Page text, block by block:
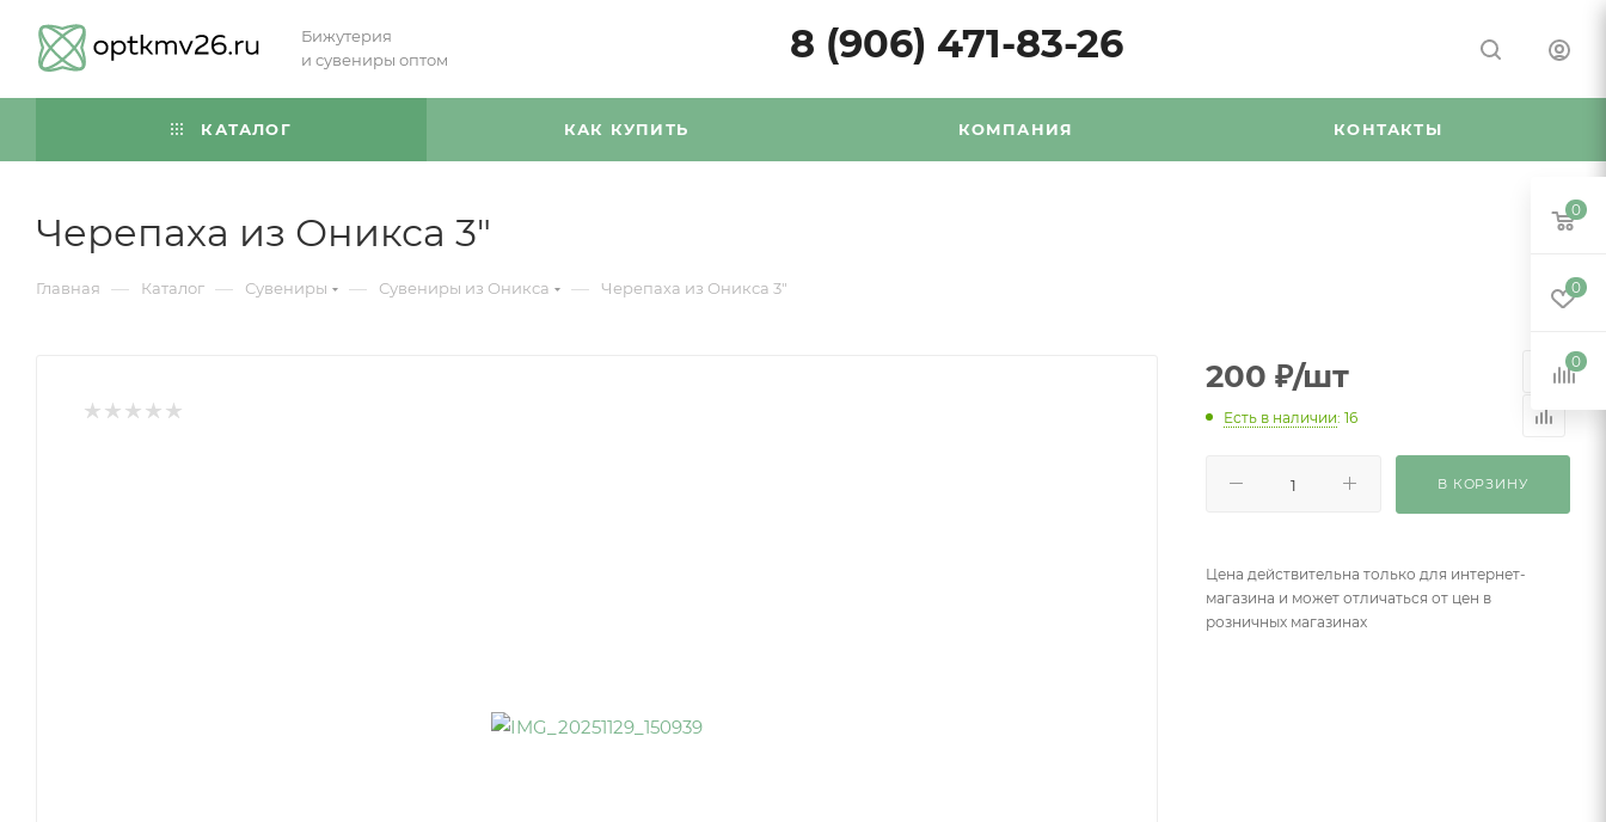
Бижутерия
и сувениры оптом
8 (906) 471-83-26
КАТАЛОГ КАК КУПИТЬ КОМПАНИЯ КОНТАКТЫ
Черепаха из Оникса 3"
Главная — Каталог — Сувениры — Сувениры из Оникса — Черепаха из Оникса 3"
200 ₽/шт
Есть в наличии: 16
В КОРЗИНУ
Цена действительна только для интернет-
магазина и может отличаться от цен в
розничных магазинах
0
0
0